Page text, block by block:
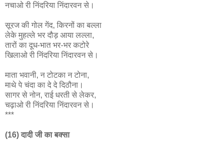
नचाओ री निंदरिया निंदारवन से।
सूरज की गोल गेंद, किरनों का बल्ला
लेके मुहल्ले भर दौड़ आया लल्ला,
तारों का दूध-भात भर-भर कटोरे
खिलाओ री निंदरिया निंदारवन से।
माता भवानी, न टोटका न टोना,
माथे पे चंदा का दे दे दिठौना।
सागर से नोन, राई धरती से लेकर,
चढ़ाओ री निंदरिया निंदारवन से।
***
(16) दादी जी का बक्सा